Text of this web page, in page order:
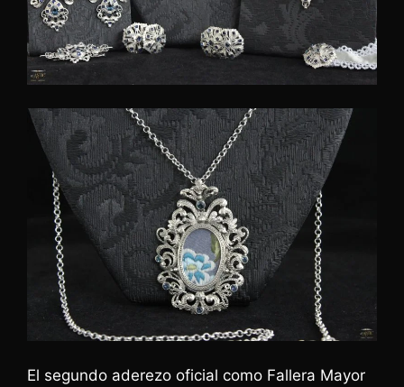
El segundo aderezo oficial como Fallera Mayor